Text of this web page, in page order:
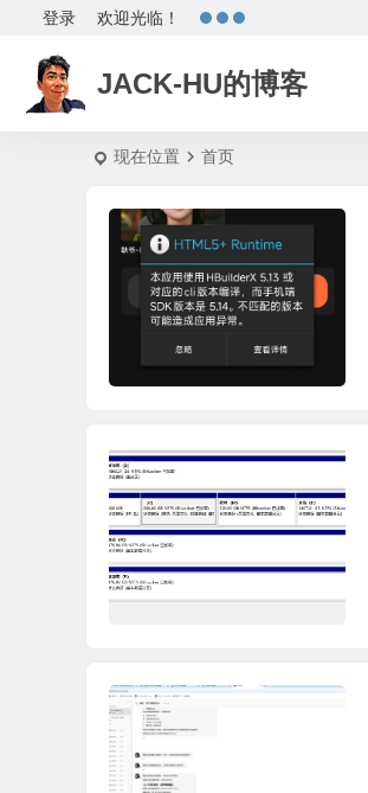
欢迎光临！
登录
JACK-HU的博客
现在位置 首页